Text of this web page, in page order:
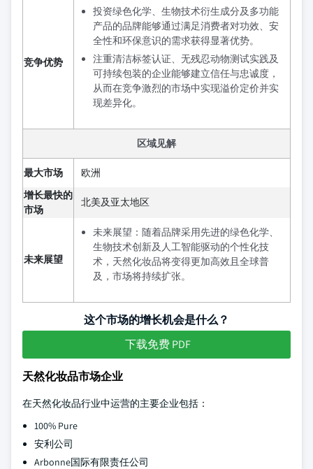
竞争优势
投资绿色化学、生物技术衍生成分及多功能
产品的品牌能够通过满足消费者对功效、安
全性和环保意识的需求获得显著优势。
注重清洁标签认证、无残忍动物测试实践及
可持续包装的企业能够建立信任与忠诚度，
从而在竞争激烈的市场中实现溢价定价并实
现差异化。
区域见解
最大市场
欧洲
增长最快的
市场
北美及亚太地区
未来展望
未来展望：随着品牌采用先进的绿色化学、
生物技术创新及人工智能驱动的个性化技
术，天然化妆品将变得更加高效且全球普
及，市场将持续扩张。
这个市场的增长机会是什么？
下载免费 PDF
天然化妆品市场企业
在天然化妆品行业中运营的主要企业包括：
100% Pure
安利公司
Arbonne国际有限责任公司